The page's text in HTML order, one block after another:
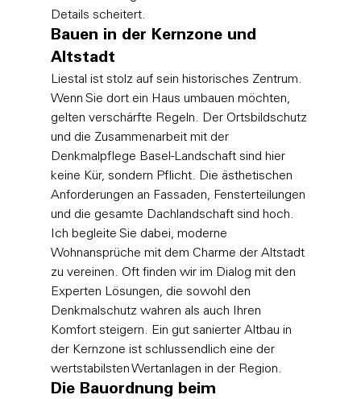
Details scheitert.
Bauen in der Kernzone und
Altstadt
Liestal ist stolz auf sein historisches Zentrum.
Wenn Sie dort ein Haus umbauen möchten,
gelten verschärfte Regeln. Der Ortsbildschutz
und die Zusammenarbeit mit der
Denkmalpflege Basel-Landschaft sind hier
keine Kür, sondern Pflicht. Die ästhetischen
Anforderungen an Fassaden, Fensterteilungen
und die gesamte Dachlandschaft sind hoch.
Ich begleite Sie dabei, moderne
Wohnansprüche mit dem Charme der Altstadt
zu vereinen. Oft finden wir im Dialog mit den
Experten Lösungen, die sowohl den
Denkmalschutz wahren als auch Ihren
Komfort steigern. Ein gut sanierter Altbau in
der Kernzone ist schlussendlich eine der
wertstabilsten Wertanlagen in der Region.
Die Bauordnung beim